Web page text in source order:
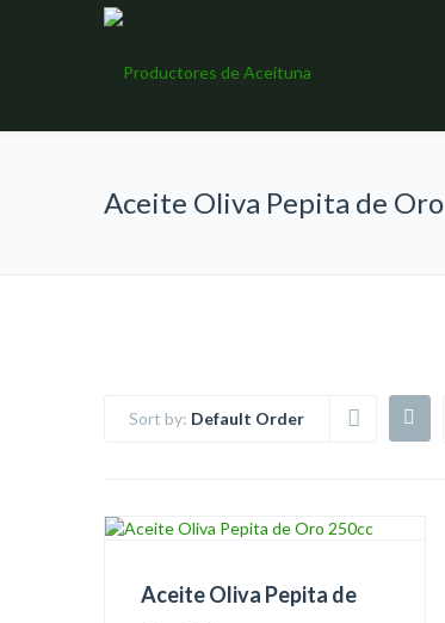
Aceite Oliva Pepita de Oro
Sort by: Default Order
Aceite Oliva Pepita de